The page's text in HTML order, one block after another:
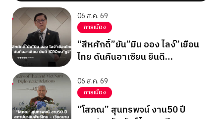
06 ส.ค. 69
การเมือง
“สีหศักดิ์”ยัน”มิน ออง ไลง์”เยือน
ไทย ดันคืนอาเซียน ยินดี
06 ส.ค. 69
การเมือง
“โสภณ” สุนทรพจน์ งาน50 ปี